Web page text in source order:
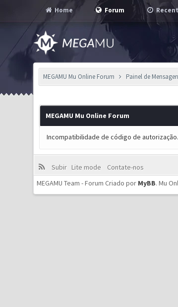
Home Forum
MEGAMU Mu Online Forum Painel de
MEGAMU Mu Online Forum
Incompatibilidade de código de
Subir Lite mode
Contate-nos
MEGAMU Team - Forum Criado por MyBB.Mu